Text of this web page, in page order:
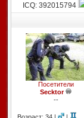
ICQ: 392015794
Посетители
Secktor
--